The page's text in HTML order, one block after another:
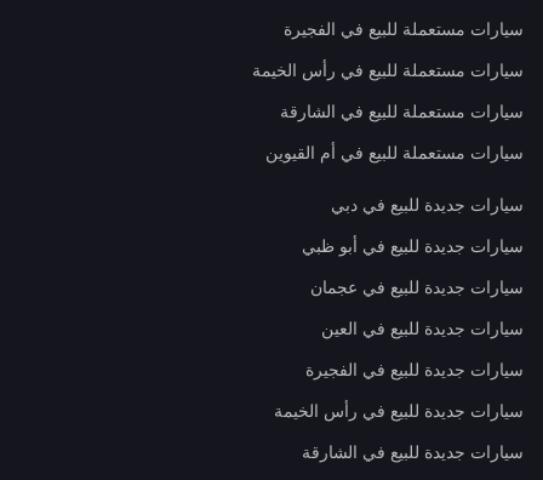
سيارات مستعملة للبيع في الفجيرة
سيارات مستعملة للبيع في رأس الخيمة
سيارات مستعملة للبيع في الشارقة
سيارات مستعملة للبيع في أم القيوين
سيارات جديدة للبيع في دبي
سيارات جديدة للبيع في أبو ظبي
سيارات جديدة للبيع في عجمان
سيارات جديدة للبيع في العين
سيارات جديدة للبيع في الفجيرة
سيارات جديدة للبيع في رأس الخيمة
سيارات جديدة للبيع في الشارقة